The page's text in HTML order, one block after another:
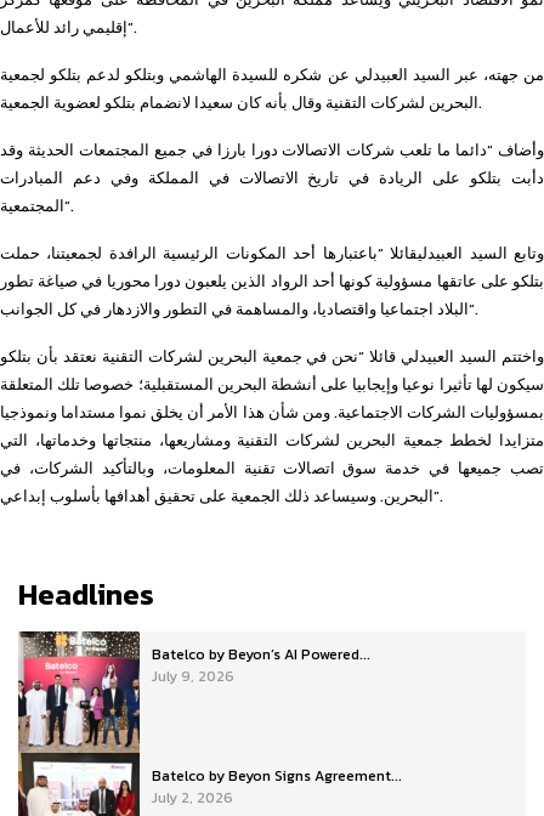
إقليمي رائد للأعمال”.
من جهته، عبر السيد العبيدلي عن شكره للسيدة الهاشمي وبتلكو لدعم بتلكو لجمعية
البحرين لشركات التقنية وقال بأنه كان سعيدا لانضمام بتلكو لعضوية الجمعية.
وأضاف “دائما ما تلعب شركات الاتصالات دورا بارزا في جميع المجتمعات الحديثة وقد
دأبت بتلكو على الريادة في تاريخ الاتصالات في المملكة وفي دعم المبادرات
المجتمعية”.
وتابع السيد العبيدليقائلا “باعتبارها أحد المكونات الرئيسية الرافدة لجمعيتنا، حملت
بتلكو على عاتقها مسؤولية كونها أحد الرواد الذين يلعبون دورا محوريا في صياغة تطور
البلاد اجتماعيا واقتصاديا، والمساهمة في التطور والازدهار في كل الجوانب”.
واختتم السيد العبيدلي قائلا “نحن في جمعية البحرين لشركات التقنية نعتقد بأن بتلكو
سيكون لها تأثيرا نوعيا وإيجابيا على أنشطة البحرين المستقبلية؛ خصوصا تلك المتعلقة
بمسؤوليات الشركات الاجتماعية. ومن شأن هذا الأمر أن يخلق نموا مستداما ونموذجيا
متزايدا لخطط جمعية البحرين لشركات التقنية ومشاريعها، منتجاتها وخدماتها، التي
تصب جميعها في خدمة سوق اتصالات تقنية المعلومات، وبالتأكيد الشركات، في
البحرين. وسيساعد ذلك الجمعية على تحقيق أهدافها بأسلوب إبداعي”.
Headlines
Batelco by Beyon’s AI Powered...
July 9, 2026
Batelco by Beyon Signs Agreement...
July 2, 2026